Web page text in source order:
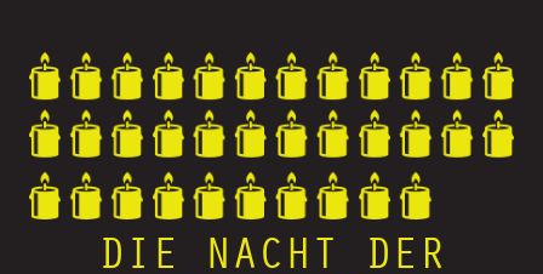
DIE NACHT DER